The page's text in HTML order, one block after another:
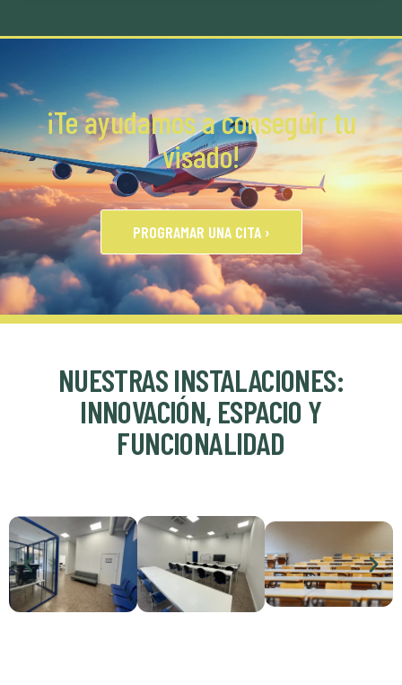
¡Te ayudamos a conseguir tu
visado!
PROGRAMAR UNA CITA ›
NUESTRAS INSTALACIONES:
INNOVACIÓN, ESPACIO Y
FUNCIONALIDAD